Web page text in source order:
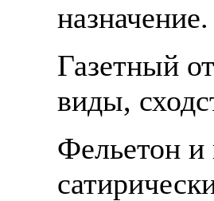
назначение.
Газетный
виды,
Фельетон и